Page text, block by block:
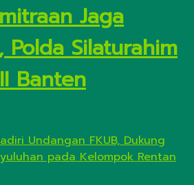
Jaga
Polda Silaturahim
Banten